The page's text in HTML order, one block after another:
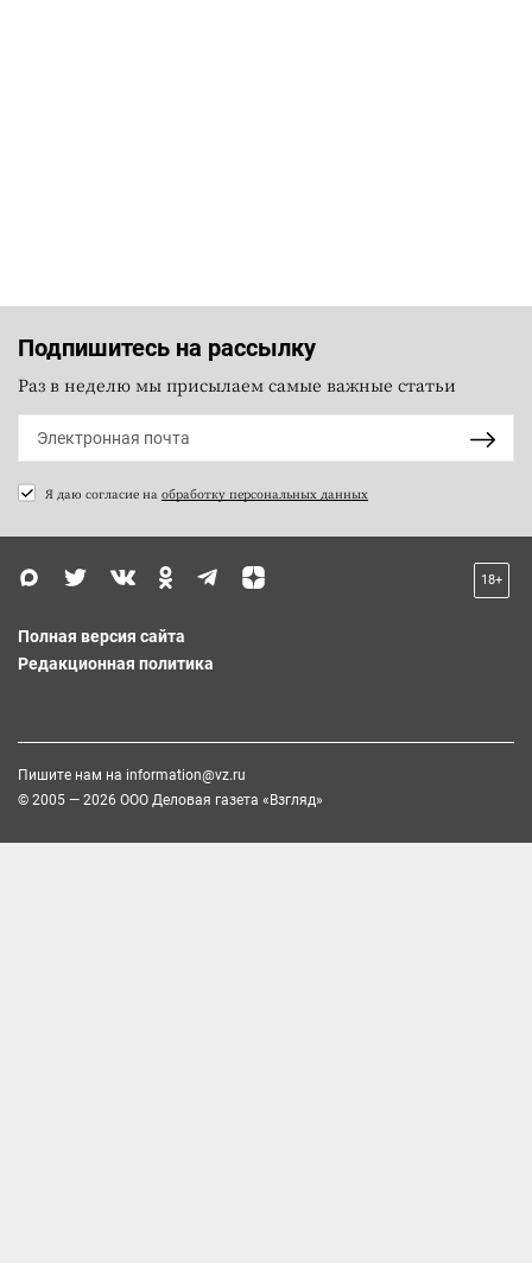
Подпишитесь на рассылку
Раз в неделю мы присылаем самые важные статьи
Я даю согласие на обработку персональных данных
18+
Полная версия сайта
Редакционная политика
Пишите нам на information@vz.ru
© 2005 — 2026 ООО Деловая газета «Взгляд»